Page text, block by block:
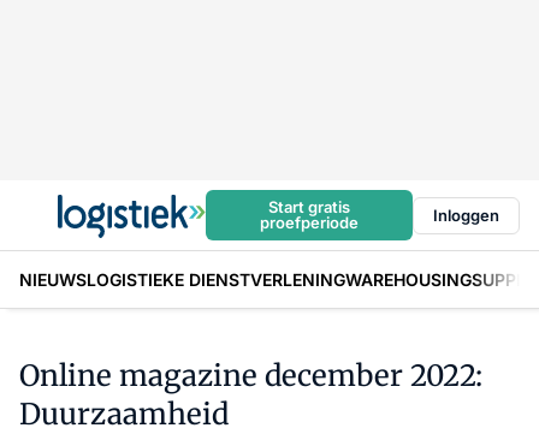
Start gratis
proefperiode
Inloggen
NIEUWSLOGISTIEKE DIENSTVERLENINGWAREHOUSING
Online magazine december 2022:
Duurzaamheid